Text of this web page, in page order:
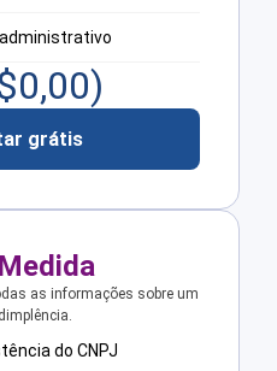
0,00)
grátis
as informações sobre um
do CNPJ